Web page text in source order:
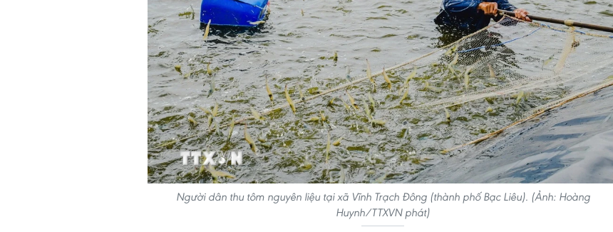
Người dân thu tôm nguyên liệu tại xã Vĩnh Trạch Đông (thành phố Bạc Liêu). (Ảnh: Hoàng
Huynh/TTXVN phát)